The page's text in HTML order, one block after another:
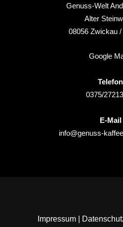
Genuss-Welt
Alter
08056 Zwickau
Google
Telefon
0375/
E-Mail
info@genuss-
Impressum|